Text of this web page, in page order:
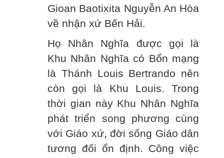
Gioan Baotixita Nguyễn An Hòa
về nhận xứ Bến Hải.
Họ Nhân Nghĩa được gọi là
Khu Nhân Nghĩa có Bổn mạng
là Thánh Louis Bertrando nên
còn gọi là Khu Louis. Trong
thời gian này Khu Nhân Nghĩa
phát triển song phương cùng
với Giáo xứ, đời sống Giáo dân
tương đối ổn định. Công việc